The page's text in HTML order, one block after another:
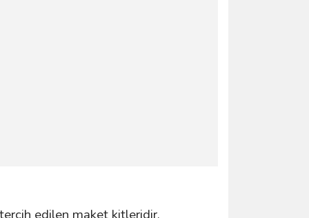
edilen maket kitleridir.